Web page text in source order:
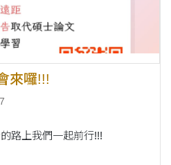
來囉!!!
路上我們一起前行!!!